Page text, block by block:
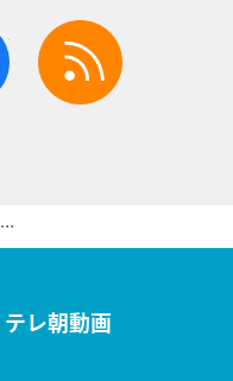
facebook
peco、出産時のryuchellさんのファインプレーを告白「ベストな状態で常にいられた」
テレ朝動画